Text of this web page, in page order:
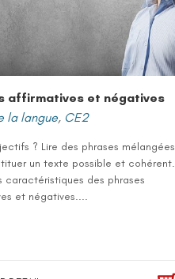
affirmatives et négatives
la langue, CE2
? Lire des phrases mélangées
un texte possible et cohérent.
caractéristiques des phrases
et négatives....